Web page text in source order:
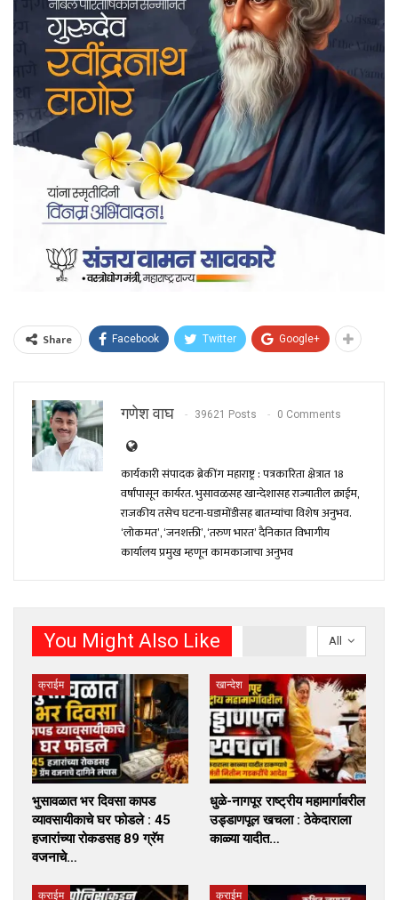
Share Facebook Twitter Google+
गणेश वाघ 39621 Posts 0 Comments
कार्यकारी संपादक ब्रेकींग महाराष्ट्र : पत्रकारिता क्षेत्रात 18
वर्षांपासून कार्यरत. भुसावळसह खान्देशासह राज्यातील क्राईम,
राजकीय तसेच घटना-घडामोंडीसह बातम्यांचा विशेष अनुभव.
‘लोकमत’, ‘जनशक्ती’, ‘तरुण भारत’ दैनिकात विभागीय
कार्यालय प्रमुख म्हणून कामकाजाचा अनुभव
All
You Might Also Like
क्राईम
भुसावळात भर दिवसा कापड
व्यावसायीकाचे घर फोडले : 45
हजारांच्या रोकडसह 89 ग्रॅम
वजनाचे…
खान्देश
धुळे-नागपूर राष्ट्रीय महामार्गावरील
उड्डाणपूल खचला : ठेकेदाराला
काळ्या यादीत…
क्राईम क्राईम